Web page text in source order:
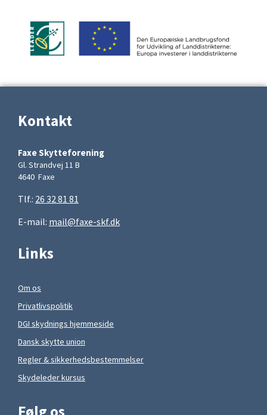
Kontakt
Faxe Skytteforening
Gl. Strandvej 11 B
4640 Faxe
Tlf.: 26 32 81 81
E-mail: mail@faxe-skf.dk
Links
Om os
Privatlivspolitik
DGI skydnings hjemmeside
Dansk skytte union
Regler & sikkerhedsbestemmelser
Skydeleder kursus
Følg os